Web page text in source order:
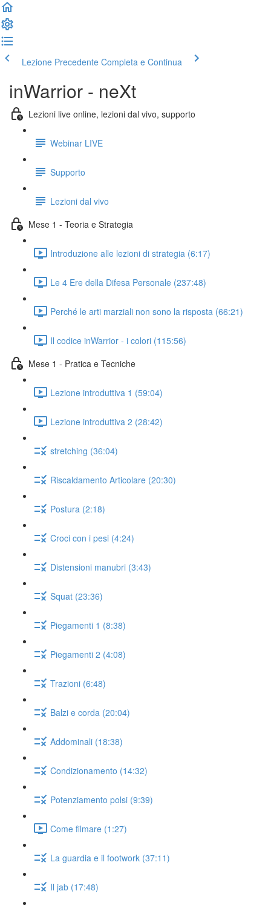
Lezione Precedente Completa e Continua
inWarrior - neXt
Lezioni live online, lezioni dal vivo, supporto
Webinar LIVE
Supporto
Lezioni dal vivo
Mese 1 - Teoria e Strategia
Introduzione alle lezioni di strategia (6:17)
Le 4 Ere della Difesa Personale (237:48)
Perché le arti marziali non sono la risposta (66:21)
Il codice inWarrior - i colori (115:56)
Mese 1 - Pratica e Tecniche
Lezione introduttiva 1 (59:04)
Lezione introduttiva 2 (28:42)
stretching (36:04)
Riscaldamento Articolare (20:30)
Postura (2:18)
Croci con i pesi (4:24)
Distensioni manubri (3:43)
Squat (23:36)
Piegamenti 1 (8:38)
Piegamenti 2 (4:08)
Trazioni (6:48)
Balzi e corda (20:04)
Addominali (18:38)
Condizionamento (14:32)
Potenziamento polsi (9:39)
Come filmare (1:27)
La guardia e il footwork (37:11)
Il jab (17:48)